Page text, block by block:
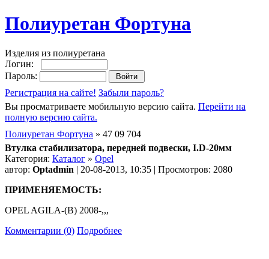
Полиуретан Фортуна
Изделия из полиуретана
Логин:
Пароль:
Регистрация на сайте! Забыли пароль?
Вы просматриваете мобильную версию сайта. Перейти на
полную версию сайта.
Полиуретан Фортуна » 47 09 704
Втулка стабилизатора, передней подвески, I.D-20мм
Категория: Каталог » Opel
автор: Optadmin | 20-08-2013, 10:35 | Просмотров: 2080
ПРИМЕНЯЕМОСТЬ:
OPEL AGILA-(B) 2008-,,,
Комментарии (0) Подробнее